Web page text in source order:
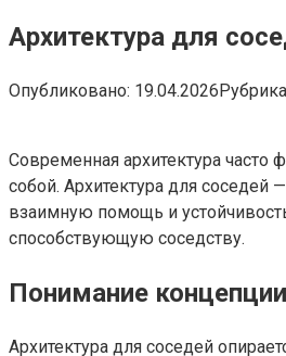
Архитектура для
Опубликовано: 19.04.2026
Современная архитектура
собой. Архитектура для
взаимную помощь и
способствующую соседству.
Понимание
Архитектура для соседей